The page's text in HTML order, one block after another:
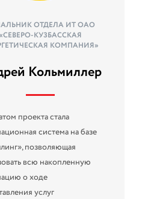
ОТДЕЛА ИТ ОАО
«СЕВЕРО-КУЗБАССКАЯ
КОМПАНИЯ»
Кольмиллер
проекта стала
система на базе
позволяющая
всю накопленную
о ходе
услуг